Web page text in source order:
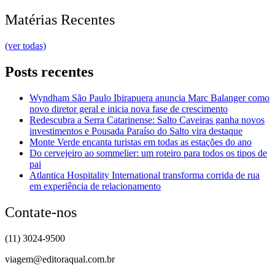
Matérias Recentes
(ver todas)
Posts recentes
Wyndham São Paulo Ibirapuera anuncia Marc Balanger como
novo diretor geral e inicia nova fase de crescimento
Redescubra a Serra Catarinense: Salto Caveiras ganha novos
investimentos e Pousada Paraíso do Salto vira destaque
Monte Verde encanta turistas em todas as estações do ano
Do cervejeiro ao sommelier: um roteiro para todos os tipos de
pai
Atlantica Hospitality International transforma corrida de rua
em experiência de relacionamento
Contate-nos
(11) 3024-9500
viagem@editoraqual.com.br